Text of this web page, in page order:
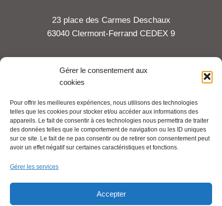
Gérer le consentement aux
cookies
Pour offrir les meilleures expériences, nous utilisons des technologies
telles que les cookies pour stocker et/ou accéder aux informations des
appareils. Le fait de consentir à ces technologies nous permettra de traiter
des données telles que le comportement de navigation ou les ID uniques
sur ce site. Le fait de ne pas consentir ou de retirer son consentement peut
avoir un effet négatif sur certaines caractéristiques et fonctions.
Gérer les services
Accepter
23 place des Carmes Deschaux
63040 Clermont-Ferrand CEDEX 9
Tel : 06 65 27 23 81
Mentions légales
Pour aller plus loin :
Se syndiquer en ligne